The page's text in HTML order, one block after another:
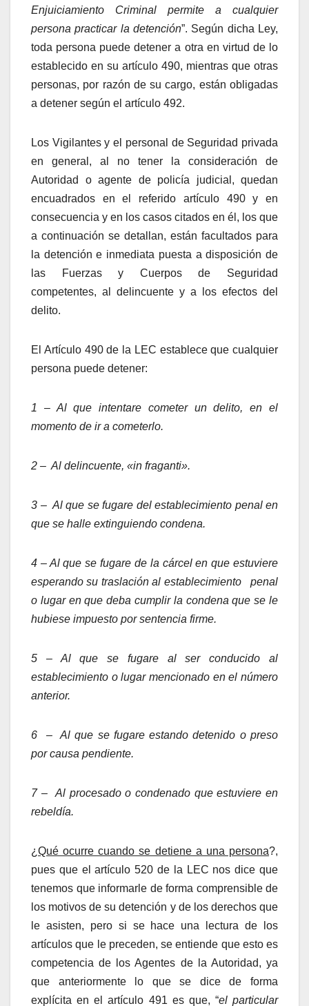
Enjuiciamiento Criminal permite a cualquier
persona practicar la detención”. Según dicha Ley,
toda persona puede detener a otra en virtud de lo
establecido en su artículo 490, mientras que otras
personas, por razón de su cargo, están obligadas
a detener según el artículo 492.
Los Vigilantes y el personal de Seguridad privada
en general, al no tener la consideración de
Autoridad o agente de policía judicial, quedan
encuadrados en el referido artículo 490 y en
consecuencia y en los casos citados en él, los que
a continuación se detallan, están facultados para
la detención e inmediata puesta a disposición de
las Fuerzas y Cuerpos de Seguridad
competentes, al delincuente y a los efectos del
delito.
El Artículo 490 de la LEC establece que cualquier
persona puede detener:
1 – Al que intentare cometer un delito, en el
momento de ir a cometerlo.
2 – Al delincuente, «in fraganti».
3 – Al que se fugare del establecimiento penal en
que se halle extinguiendo condena.
4 – Al que se fugare de la cárcel en que estuviere
esperando su traslación al establecimiento penal
o lugar en que deba cumplir la condena que se le
hubiese impuesto por sentencia firme.
5 – Al que se fugare al ser conducido al
establecimiento o lugar mencionado en el número
anterior.
6 – Al que se fugare estando detenido o preso
por causa pendiente.
7 – Al procesado o condenado que estuviere en
rebeldía.
¿ Qué ocurre cuando se detiene a una persona?,
pues que el artículo 520 de la LEC nos dice que
tenemos que informarle de forma comprensible de
los motivos de su detención y de los derechos que
le asisten, pero si se hace una lectura de los
artículos que le preceden, se entiende que esto es
competencia de los Agentes de la Autoridad, ya
que anteriormente lo que se dice de forma
explícita en el artículo 491 es que, “el particular